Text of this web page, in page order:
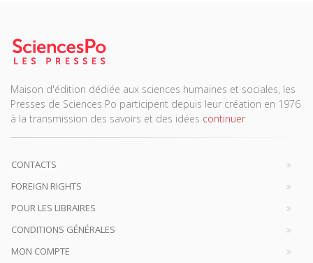
Maison d'édition dédiée aux sciences humaines et sociales, les
Presses de Sciences Po participent depuis leur création en 1976
à la transmission des savoirs et des idées continuer
CONTACTS
FOREIGN RIGHTS
POUR LES LIBRAIRES
CONDITIONS GÉNÉRALES
MON COMPTE